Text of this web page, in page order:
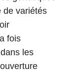
de variétés
fois
les